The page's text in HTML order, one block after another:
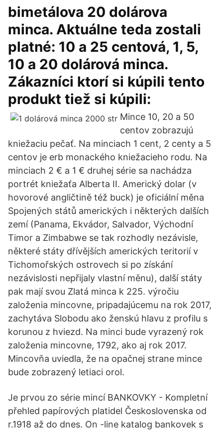
bimetálova 20 dolárova
minca. Aktuálne teda zostali
platné: 10 a 25 centová, 1, 5,
10 a 20 dolárová minca.
Zákazníci ktorí si kúpili tento
produkt tiež si kúpili:
Mince 10, 20 a 50
centov zobrazujú
kniežaciu pečať. Na minciach 1 cent, 2 centy a 5
centov je erb monackého kniežacieho rodu. Na
minciach 2 € a 1 € druhej série sa nachádza
portrét kniežaťa Alberta II. Americký dolar (v
hovorové angličtině též buck) je oficiální měna
Spojených států amerických i některých dalších
zemí (Panama, Ekvádor, Salvador, Východní
Timor a Zimbabwe se tak rozhodly nezávisle,
některé státy dřívějších amerických teritorií v
Tichomořských ostrovech si po získání
nezávislosti nepřijaly vlastní měnu), další státy
pak mají svou Zlatá minca k 225. výročiu
založenia mincovne, pripadajúcemu na rok 2017,
zachytáva Slobodu ako ženskú hlavu z profilu s
korunou z hviezd. Na minci bude vyrazený rok
založenia mincovne, 1792, ako aj rok 2017.
Mincovňa uviedla, že na opačnej strane mince
bude zobrazený letiaci orol.
Je prvou zo série mincí BANKOVKY - Kompletní
přehled papírových platidel Československa od
r.1918 až do dnes. On -line katalog bankovek s